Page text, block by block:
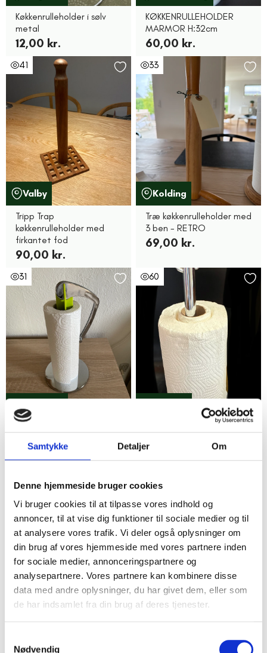
Samtykke Detaljer Om
Denne hjemmeside bruger cookies
Vi bruger cookies til at tilpasse vores indhold og
annoncer, til at vise dig funktioner til sociale medier og til
at analysere vores trafik. Vi deler også oplysninger om
din brug af vores hjemmeside med vores partnere inden
for sociale medier, annonceringspartnere og
analysepartnere. Vores partnere kan kombinere disse
data med andre oplysninger, du har givet dem, eller som
de har indsamlet fra din brug af deres tjenester.
Nødvendig
Køkkenrulleholder i sølv
metal
12,00 kr.
KØKKENRULLEHOLDER
MARMOR H:32cm
60,00 kr.
41
Valby
Tripp Trap
køkkenrulleholder med
firkantet fod
90,00 kr.
33
Kolding
Træ køkkenrulleholder med
3 ben - RETRO
69,00 kr.
31
25,00 kr.
60
Metal køkkenrulleholder
28,00 kr.
Frederikssund
Skive